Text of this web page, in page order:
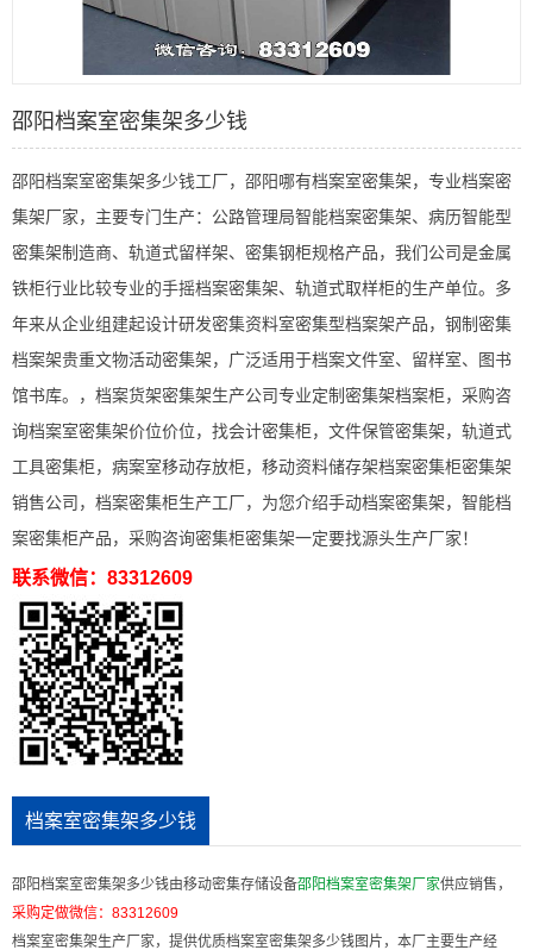
邵阳档案室密集架多少钱
邵阳档案室密集架多少钱工厂，邵阳哪有档案室密集架，专业档案密
集架厂家，主要专门生产：公路管理局智能档案密集架、病历智能型
密集架制造商、轨道式留样架、密集钢柜规格产品，我们公司是金属
铁柜行业比较专业的手摇档案密集架、轨道式取样柜的生产单位。多
年来从企业组建起设计研发密集资料室密集型档案架产品，钢制密集
档案架贵重文物活动密集架，广泛适用于档案文件室、留样室、图书
馆书库。，档案货架密集架生产公司专业定制密集架档案柜，采购咨
询档案室密集架价位价位，找会计密集柜，文件保管密集架，轨道式
工具密集柜，病案室移动存放柜，移动资料储存架档案密集柜密集架
销售公司，档案密集柜生产工厂，为您介绍手动档案密集架，智能档
案密集柜产品，采购咨询密集柜密集架一定要找源头生产厂家！
联系微信：83312609
档案室密集架多少钱
邵阳档案室密集架多少钱由移动密集存储设备邵阳档案室密集架厂家供应销售，
采购定做微信： 83312609
档案室密集架生产厂家，提供优质档案室密集架多少钱图片，本厂主要生产经